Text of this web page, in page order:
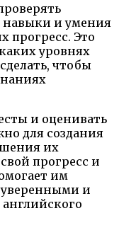
навыки и умения
прогресс. Это
уровнях
чтобы
и оценивать
для создания
их
прогресс и
им
уверенными и